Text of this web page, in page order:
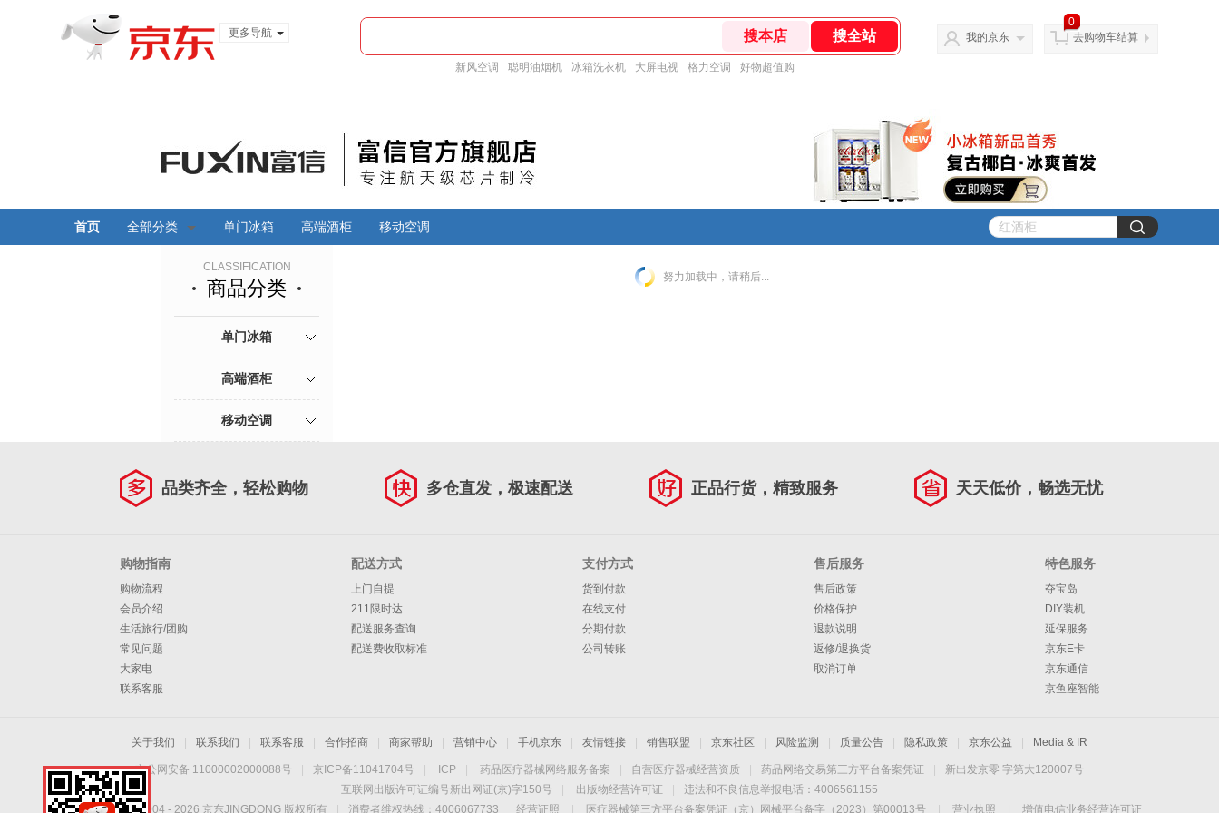
更多导航
新风空调 聪明油烟机 冰箱洗衣机 大屏电视 格力空调 好物超值购
我的京东
0
去购物车结算
首页 全部分类 单门冰箱 高端酒柜 移动空调
CLASSIFICATION
商品分类
单门冰箱
高端酒柜
移动空调
努力加载中，请稍后...
品类齐全，轻松购物 多仓直发，极速配送 正品行货，精致服务 天天低价，畅选无忧
购物指南
购物流程
会员介绍
生活旅行/团购
常见问题
大家电
联系客服
配送方式
上门自提
211限时达
配送服务查询
配送费收取标准
支付方式
货到付款
在线支付
分期付款
公司转账
售后服务
售后政策
价格保护
退款说明
返修/退换货
取消订单
特色服务
夺宝岛
DIY装机
延保服务
京东E卡
京东通信
京鱼座智能
关于我们 联系我们 联系客服 合作招商 商家帮助 营销中心 手机京东 友情链接 销售联盟 京东社区 风险监测 质量公告 隐私政策 京东公益 Media & IR
京公网安备 11000002000088号 京ICP备11041704号 ICP 药品医疗器械网络服务备案 自营医疗器械经营资质 药品网络交易第三方平台备案凭证
新出发京零 字第大120007号
互联网出版许可证编号新出网证(京)字150号
出版物经营许可证
违法和不良信息举报电话：4006561155
Copyright © 2004 - 2026 京东JINGDONG 版权所有 消费者维权热线：4006067733 经营证照 医疗器械第三方平台备案凭证（京）网械平台备字（2023）第00013号 营业执照 增值电信业务经营许可证